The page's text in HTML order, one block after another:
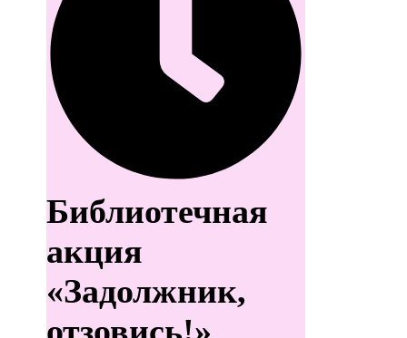
Библиотечная
акция
«Задолжник,
отзовись!»